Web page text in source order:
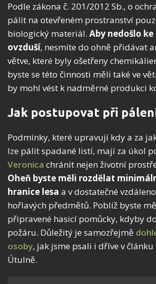
Podle zákona č. 201/2012 Sb., o
pálit na otevřeném prostranství
biologický materiál. Aby nedošlo
ovzduší, nesmíte do ohně přidávat
větve, které byly ošetřeny
byste se této činnosti měli také ve
by mohl vést k nadměrné produkci
Jak postupovat při
Podmínky, které upravují kdy a za
lze pálit spadané listí, mají za úkol
Veronica chránit nejen životní
Oheň byste měli rozdělat
hranice lesa a v dostatečné
hořlavých předmětů. Poblíž byste
připravené hasicí pomůcky, kdyby
požáru. Důležitý je samozřejmě
osoby, jak jsme psali i dříve v
Útulně.